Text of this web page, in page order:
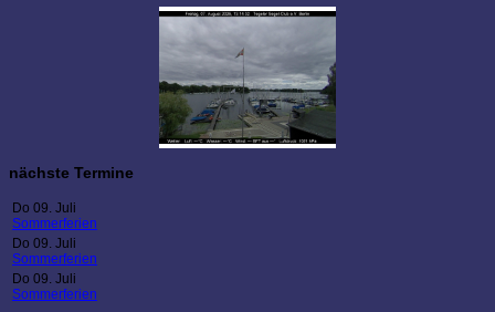
nächste Termine
Do 09. Juli
Sommerferien
Do 09. Juli
Sommerferien
Do 09. Juli
Sommerferien